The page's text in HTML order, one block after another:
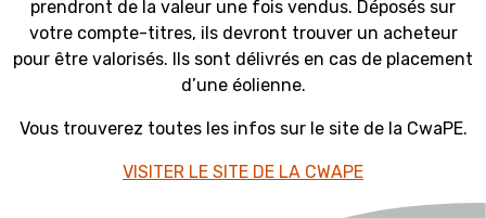
prendront de la valeur une fois vendus. Déposés sur
votre compte-titres, ils devront trouver un acheteur
pour être valorisés. Ils sont délivrés en cas de placement
d’une éolienne.
Vous trouverez toutes les infos sur le site de la CwaPE.
VISITER LE SITE DE LA CWAPE